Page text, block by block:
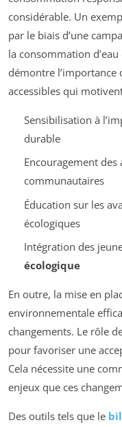
considérable. Un
par le biais d’une
la consommation
démontre l’importance
accessibles qui
Sensibilisation à
durable
Encouragement
communautaires
Éducation sur les
écologiques
Intégration des
écologique
En outre, la mise en
environnementale
changements. Le rôle
pour favoriser une
Cela nécessite une
enjeux que ces
Des outils tels que le